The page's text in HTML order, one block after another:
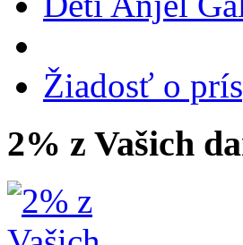
Žiadosť o
2% z Vašich